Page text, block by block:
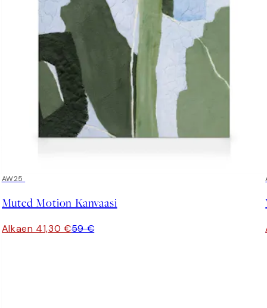
30%*
AW25
Muted Motion Kanvaasi
Alkaen 41,30 €59 €